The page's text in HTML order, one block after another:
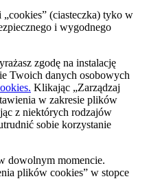
(ciasteczka) tyko w
i wygodnego
zgodę na instalację
Twoich danych osobowych
Klikając „Zarządzaj
w zakresie plików
z niektórych rodzajów
sobie korzystanie
dowolnym momencie.
plików cookies” w stopce